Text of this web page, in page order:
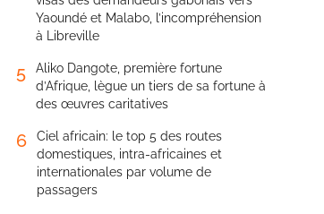
Yaoundé et Malabo, l’incompréhension
à Libreville
5
Aliko Dangote, première fortune
d’Afrique, lègue un tiers de sa fortune à
des œuvres caritatives
6
Ciel africain: le top 5 des routes
domestiques, intra-africaines et
internationales par volume de
passagers